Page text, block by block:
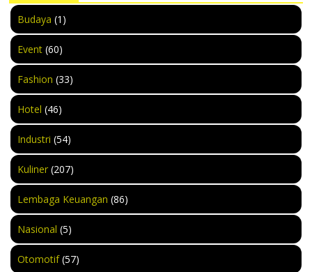
Budaya (1)
Event (60)
Fashion (33)
Hotel (46)
Industri (54)
Kuliner (207)
Lembaga Keuangan (86)
Nasional (5)
Otomotif(57)